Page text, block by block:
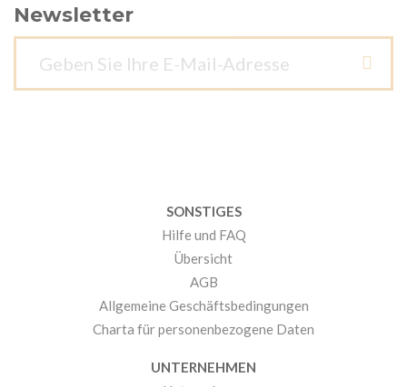
Newsletter
SONSTIGES
Hilfe und FAQ
Übersicht
AGB
Allgemeine Geschäftsbedingungen
Charta für personenbezogene Daten
UNTERNEHMEN